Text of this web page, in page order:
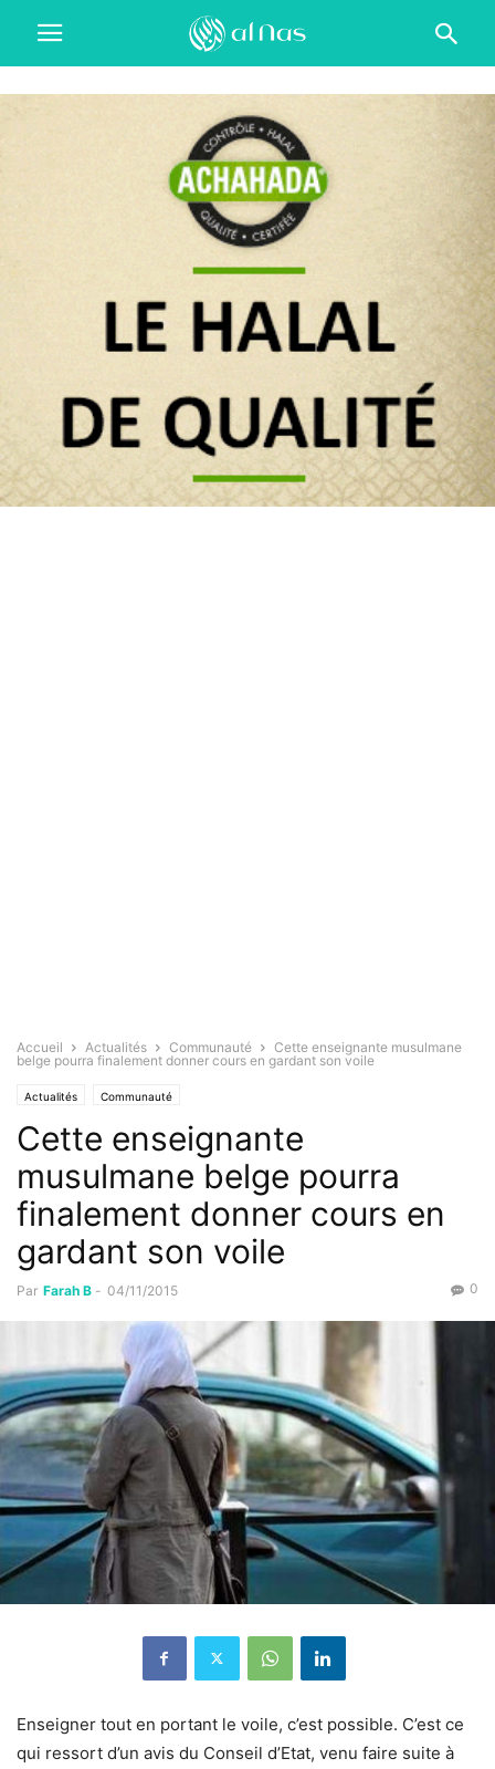
Accueil Actualités Communauté
Cette enseignante musulmane
belge pourra finalement donner cours en gardant son voile
Actualités Communauté
Cette enseignante
musulmane belge pourra
finalement donner cours en
gardant son voile
Par Farah B - 04/11/2015 0
Enseigner tout en portant le voile, c’est possible. C’est ce
qui ressort d’un avis du Conseil d’Etat, venu faire suite à